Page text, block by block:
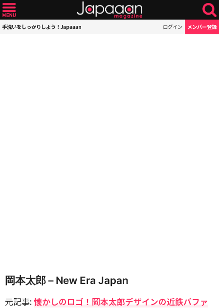
手洗いをしっかりしよう！Japaaan ログイン メンバー登録
岡本太郎 – New Era Japan
元記事:懐かしのロゴ！岡本太郎デザインの近鉄バファ